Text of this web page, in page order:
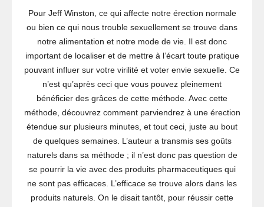
Pour Jeff Winston, ce qui affecte notre érection normale
ou bien ce qui nous trouble sexuellement se trouve dans
notre alimentation et notre mode de vie. Il est donc
important de localiser et de mettre à l’écart toute pratique
pouvant influer sur votre virilité et voter envie sexuelle. Ce
n’est qu’après ceci que vous pouvez pleinement
bénéficier des grâces de cette méthode. Avec cette
méthode, découvrez comment parviendrez à une érection
étendue sur plusieurs minutes, et tout ceci, juste au bout
de quelques semaines. L’auteur a transmis ses goûts
naturels dans sa méthode ; il n’est donc pas question de
se pourrir la vie avec des produits pharmaceutiques qui
ne sont pas efficaces. L’efficace se trouve alors dans les
produits naturels. On le disait tantôt, pour réussir cette